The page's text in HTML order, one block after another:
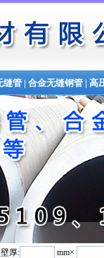
缝管| 合金无缝钢管| 高
厚: mm×